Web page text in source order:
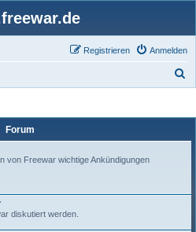
Anmelden
Registrieren
Forum
von Freewar wichtige Ankündigungen
diskutiert werden.